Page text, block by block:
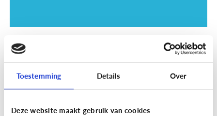
Toestemming Details Over
Deze website maakt gebruik van cookies
School
SOS examentijd! 5 tips tegen
online afleiding